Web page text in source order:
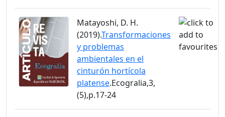
Matayoshi, D. H.
(2019).Transformaciones
y problemas
ambientales en el
cinturón hortícola
platense.Ecogralia,3,
(5),p.17-24